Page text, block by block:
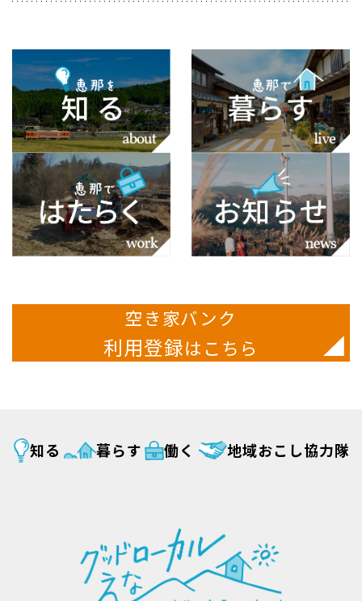
空き家バンク
利用登録はこちら
知る 暮らす 働く 地域おこし協力隊